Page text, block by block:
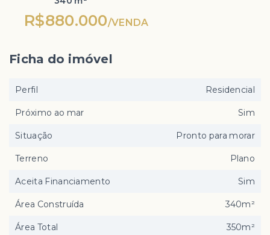
R$880.000/VENDA
Ficha do imóvel
Perfil Residencial
Próximo ao mar Sim
Situação Pronto para morar
Terreno Plano
Aceita Financiamento Sim
Área Construída 340m²
Área Total 350m²